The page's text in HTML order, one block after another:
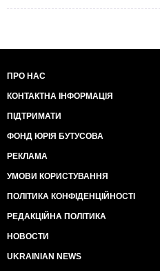
ПРО НАС
КОНТАКТНА ІНФОРМАЦІЯ
ПІДТРИМАТИ
ФОНД ЮРІЯ БУТУСОВА
РЕКЛАМА
УМОВИ КОРИСТУВАННЯ
ПОЛІТИКА КОНФІДЕНЦІЙНОСТІ
РЕДАКЦІЙНА ПОЛІТИКА
НОВОСТИ
UKRAINIAN NEWS